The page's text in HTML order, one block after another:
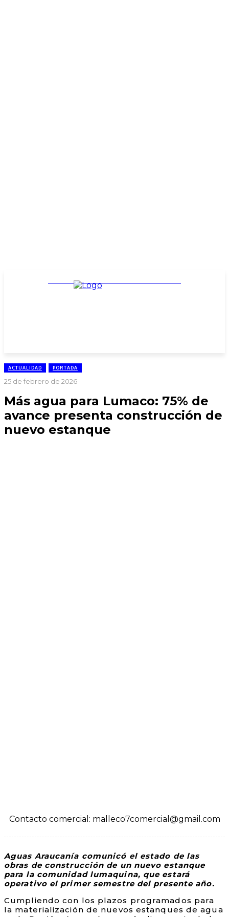
TARIFARIO ELECCIONES 2025
ACTUALIDAD PORTADA
25 de febrero de 2026
Más agua para Lumaco: 75% de
avance presenta construcción de
nuevo estanque
Contacto comercial: malleco7comercial@gmail.com
Aguas Araucanía comunicó el estado de las
obras de construcción de un nuevo estanque
para la comunidad lumaquina, que estará
operativo el primer semestre del presente año.
Cumpliendo con los plazos programados para
la materialización de nuevos estanques de agua